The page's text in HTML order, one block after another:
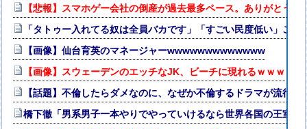
【悲報】スマホゲー会社の倒産が過去最多ペース。ありがとう自
「タトゥー入れてる奴は全員バカです」「すごい民度低い」こ
【画像】仙台育英のマネージャーwwwwwwwwwwwww
【画像】スウェーデンのエッチなJK、ビーチに現れるｗｗｗ
【話題】不倫したらダメなのに、なぜか不倫するドラマが流行る
橋下徹「男系男子一本やりでやっていけるなら世界各国の王室